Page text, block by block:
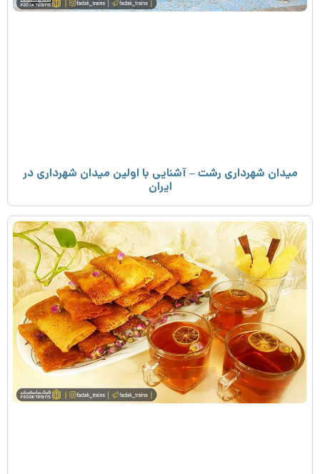
میدان شهرداری رشت – آشنایی با اولین میدان شهرداری در
ایران